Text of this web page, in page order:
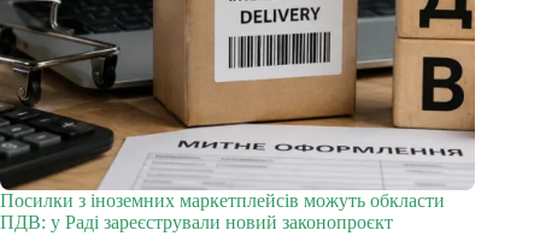
Посилки з іноземних маркетплейсів можуть обкласти
ПДВ: у Раді зареєстрували новий законопроєкт